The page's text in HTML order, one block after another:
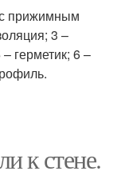
прижимным
3 –
герметик; 6 –
к стене.